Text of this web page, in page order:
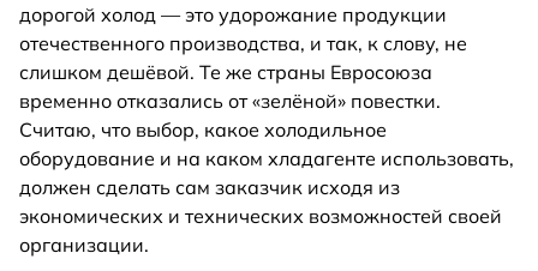
дорогой холод — это удорожание продукции
отечественного производства, и так, к слову, не
слишком дешёвой. Те же страны Евросоюза
временно отказались от «зелёной» повестки.
Считаю, что выбор, какое холодильное
оборудование и на каком хладагенте использовать,
должен сделать сам заказчик исходя из
экономических и технических возможностей своей
организации.